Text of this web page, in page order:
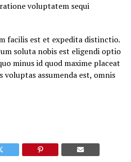
voluptatem sequi
facilis est et expedita distinctio.
soluta nobis est eligendi optio
minus id quod maxime placeat
voluptas assumenda est, omnis